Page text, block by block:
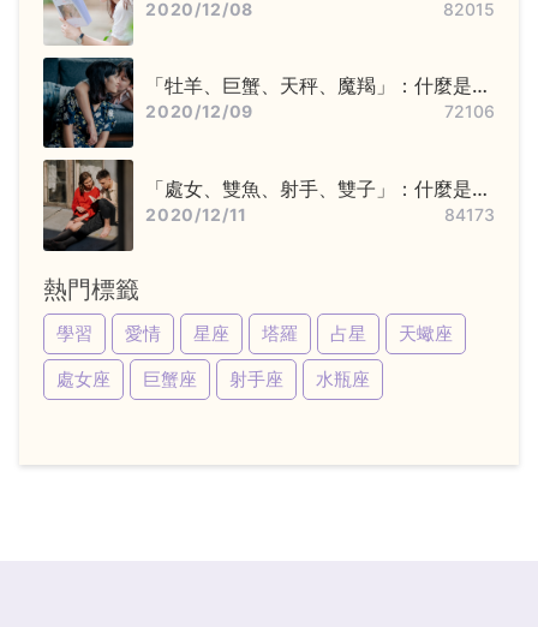
定星座，他們又該怎麼追？
2020/12/08 82015
「牡羊、巨蟹、天秤、魔羯」：什麼是基
本星座，他們又該怎麼追？
2020/12/09 72106
「處女、雙魚、射手、雙子」：什麼是變
動星座，他們又該怎麼追？
2020/12/11 84173
熱門標籤
學習 愛情 星座 塔羅 占星
天蠍座
處女座
巨蟹座 射手座 水瓶座